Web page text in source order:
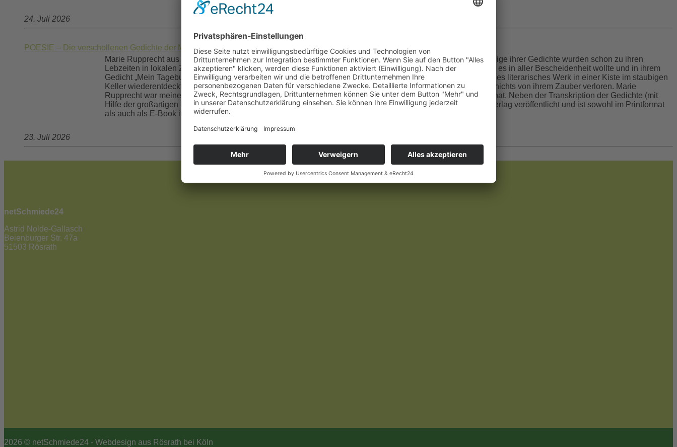
24. Juli 2026
POESIE – Die verschollenen Gedichte der Marie Rupprecht (1829 – 1900)
Marie Rupprecht aus Niederschlesien war eine leidenschaftliche, gefühlvolle Poetin des 19. Jahrhunderts. Einige ihrer Gedichte wurden schon zu ihren
Lebzeiten in lokalen Zeitungen veröffentlicht. Der Großteil blieb jedoch der Öffentlichkeit verborgen, so wie sie es in aller Bescheidenheit wollte und in ihrem
Gedicht „Mein Tagebuch“ auch beschrieb. Es sollten mehr als 120 Jahre vergehen, bevor ihr handgeschriebenes literarisches Werk in einer Kiste im staubigen
Keller wiederentdeckt wurde. Nun soll also endlich ihr Wunsch erfüllt werden. Denn ihre Poesie hat bis heute nichts von ihrem Zauber verloren. Marie
Rupprecht war meine Ururgroßtante und ich bin diejenige, die ihr Werk wiederentdeckt und nun veröffentlicht hat. Neben der Transkription der Gedichte (mit
Hilfe der großartigen Kristin Sadiku) habe ich das Cover selbst gestaltet. Das Buch wurde nun im Rediroma-Verlag veröffentlicht und ist sowohl im Printformat
als auch als E-Book in allen gängigen Shops verfügbar und kann in jeder Buchhandlung bestellt werden.
23. Juli 2026
netSchmiede24
Astrid Nolde-Gallasch
Beienburger Str. 47a
51503 Rösrath
2026 © netSchmiede24 - Webdesign aus Rösrath bei Köln